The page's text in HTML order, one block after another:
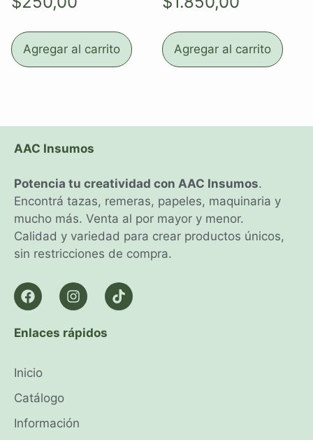
Agregar al carrito Agregar al carrito
AAC Insumos
Potencia tu creatividad con AAC Insumos.
Encontrá tazas, remeras, papeles, maquinaria y
mucho más. Venta al por mayor y menor.
Calidad y variedad para crear productos únicos,
sin restricciones de compra.
Enlaces rápidos
Inicio
Catálogo
Información